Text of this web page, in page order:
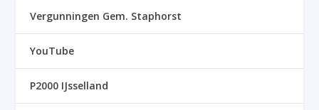
Vergunningen Gem. Staphorst
YouTube
P2000 IJsselland